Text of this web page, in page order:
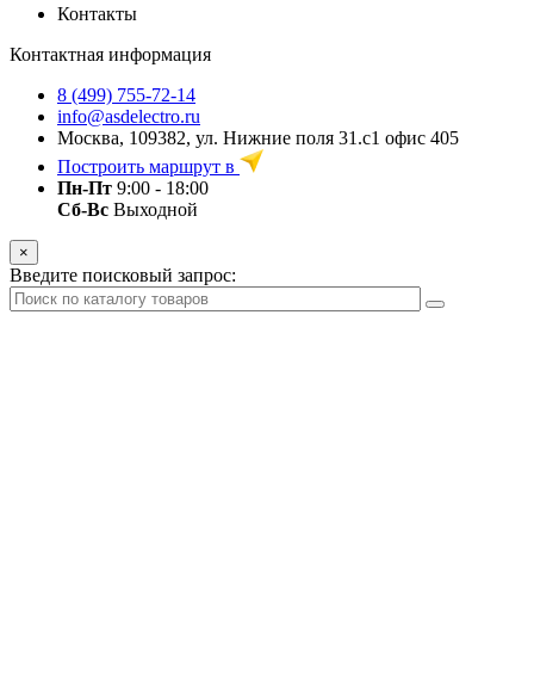
Контакты
Контактная информация
8 (499) 755-72-14
info@asdelectro.ru
Москва, 109382, ул. Нижние поля 31.с1 офис 405
Построить маршрут в
Пн-Пт 9:00 - 18:00
Сб-Вс Выходной
×
Введите поисковый запрос: